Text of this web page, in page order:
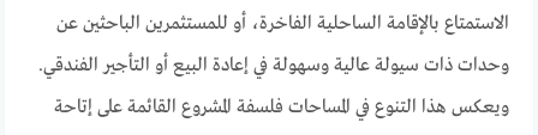
الاستمتاع بالإقامة الساحلية الفاخرة، أو للمستثمرين الباحثين عن
وحدات ذات سيولة عالية وسهولة في إعادة البيع أو التأجير الفندقي.
ويعكس هذا التنوع في المساحات فلسفة المشروع القائمة على إتاحة